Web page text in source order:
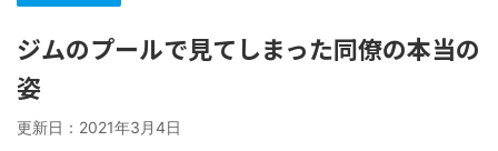
ジムのプールで見てしまった同僚の本当の
姿
更新日： 2021年3月4日